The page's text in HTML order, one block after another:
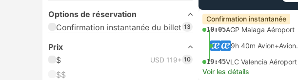
Options de réservation
Confirmation instantanée du billet 13
Prix
$
USD 119+ 10
$$
Confirmation instantanée
10:05AGP Malaga Aéroport
9h 40m Avion+Avion.
19:45VLC Valencia Aéroport
Voir les détails